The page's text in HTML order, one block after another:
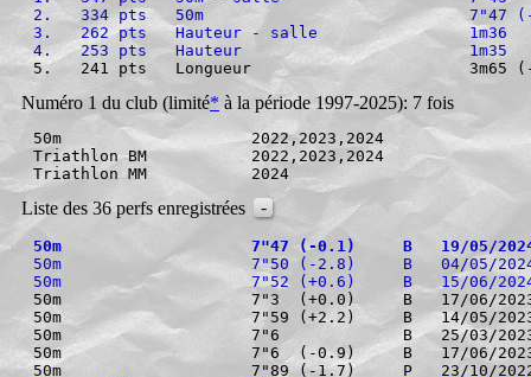
2.   334 pts   50m                            7"47
3.   262 pts   Hauteur - salle                1m36
4.   253 pts   Hauteur                        1m35
5.   241 pts   Longueur                       3m65
Numéro 1 du club (limité* à la période 1997-2025): 7 fois
50m                    2022,2023,2024
Triathlon BM           2022,2023,2024
Liste des 36 perfs enregistrées -
50m                    7"47 (-0.1)     B   19/05/2024
50m                    7"50 (-2.8)     B   04/05/2024
50m                    7"52 (+0.6)     B   15/06/
50m                    7"3  (+0.0)     B   17/06/2023
50m                    7"59 (+2.2)     B   14/05/
50m                    7"6             B   25/03/2023
50m                    7"6  (-0.9)     B   17/06/2023